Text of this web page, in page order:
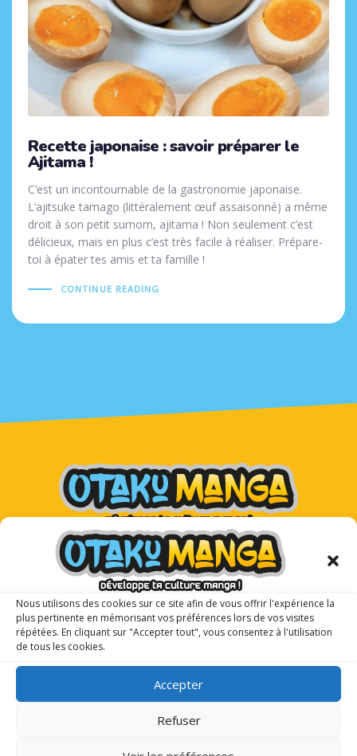
Nous utilisons des cookies sur ce site afin de vous offrir l'expérience la
plus pertinente en mémorisant vos préférences lors de vos visites
répétées. En cliquant sur "Accepter tout", vous consentez à l'utilisation
de tous les cookies.
Accepter
Refuser
Recette japonaise : savoir préparer le
Ajitama !
C’est un incontournable de la gastronomie japonaise.
L’ajitsuke tamago (littéralement œuf assaisonné) a même
droit à son petit surnom, ajitama ! Non seulement c’est
délicieux, mais en plus c’est très facile à réaliser. Prépare-
toi à épater tes amis et ta famille !
CONTINUE READING
Otaku Manga : le premier
magazine manga pour les ados !